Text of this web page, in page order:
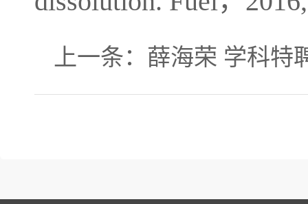
上一条： 薛海荣 学科特